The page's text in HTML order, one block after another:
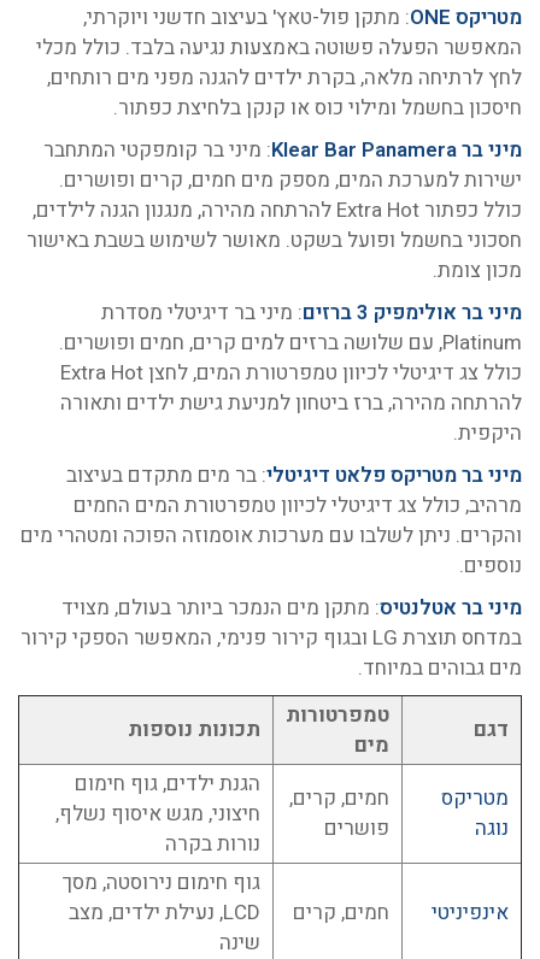
מטריקס ONE
: מתקן פול-טאץ' בעיצוב חדשני ויוקרתי,
המאפשר הפעלה פשוטה באמצעות נגיעה בלבד. כולל מכלי
לחץ לרתיחה מלאה, בקרת ילדים להגנה מפני מים רותחים,
חיסכון בחשמל ומילוי כוס או קנקן בלחיצת כפתור.
מיני בר Klear Bar Panamera
: מיני בר קומפקטי המתחבר
ישירות למערכת המים, מספק מים חמים, קרים ופושרים.
כולל כפתור Extra Hot להרתחה מהירה, מנגנון הגנה לילדים,
חסכוני בחשמל ופועל בשקט. מאושר לשימוש בשבת באישור
מכון צומת.
מיני בר אולימפיק 3 ברזים
: מיני בר דיגיטלי מסדרת
Platinum, עם שלושה ברזים למים קרים, חמים ופושרים.
כולל צג דיגיטלי לכיוון טמפרטורת המים, לחצן Extra Hot
להרתחה מהירה, ברז ביטחון למניעת גישת ילדים ותאורה
היקפית.
מיני בר מטריקס פלאט דיגיטלי: בר מים מתקדם בעיצוב
מרהיב, כולל צג דיגיטלי לכיוון טמפרטורת המים החמים
והקרים. ניתן לשלבו עם מערכות אוסמוזה הפוכה ומטהרי מים
נוספים.
מיני בר אטלנטיס: מתקן מים הנמכר ביותר בעולם, מצויד
במדחס תוצרת LG ובגוף קירור פנימי, המאפשר הספקי קירור
מים גבוהים במיוחד.
דגם
טמפרטורות
מים
תכונות נוספות
מטריקס
נוגה
חמים, קרים,
פושרים
הגנת ילדים, גוף חימום
חיצוני, מגש איסוף נשלף,
נורות בקרה
אינפיניטי חמים, קרים
גוף חימום נירוסטה, מסך
LCD, נעילת ילדים, מצב
שינה